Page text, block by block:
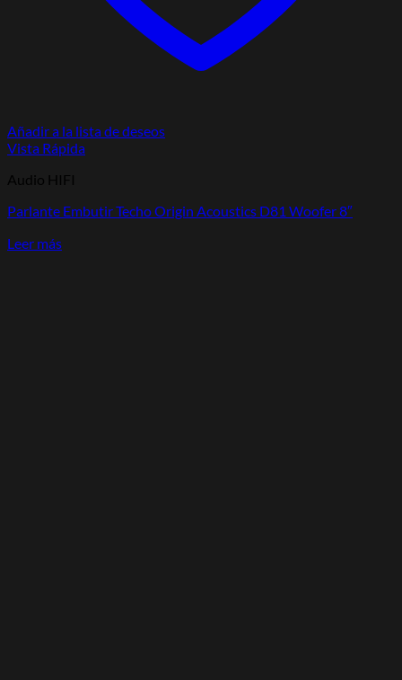
Añadir a la lista de deseos
Vista Rápida
Audio HIFI
Parlante Embutir Techo Origin Acoustics D81 Woofer 8″
Leer más